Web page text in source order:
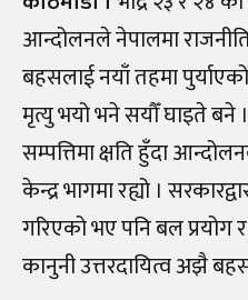
आन्दोलनले नेपालमा
बहसलाई नयाँ तहमा
मृत्यु भयो भने सयौँ घाइते बने ।
सम्पत्तिमा क्षति हुँदा
केन्द्र भागमा रह्यो ।
गरिएको भए पनि बल
कानुनी उत्तरदायित्व अझै